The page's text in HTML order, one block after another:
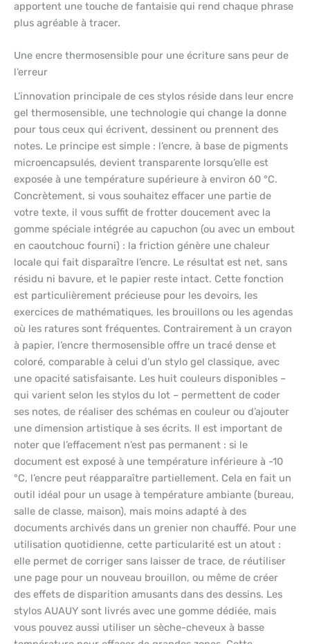
apportent une touche de fantaisie qui rend chaque phrase
plus agréable à tracer.
Une encre thermosensible pour une écriture sans peur de
l’erreur
L’innovation principale de ces stylos réside dans leur encre
gel thermosensible, une technologie qui change la donne
pour tous ceux qui écrivent, dessinent ou prennent des
notes. Le principe est simple : l’encre, à base de pigments
microencapsulés, devient transparente lorsqu’elle est
exposée à une température supérieure à environ 60 °C.
Concrètement, si vous souhaitez effacer une partie de
votre texte, il vous suffit de frotter doucement avec la
gomme spéciale intégrée au capuchon (ou avec un embout
en caoutchouc fourni) : la friction génère une chaleur
locale qui fait disparaître l’encre. Le résultat est net, sans
résidu ni bavure, et le papier reste intact. Cette fonction
est particulièrement précieuse pour les devoirs, les
exercices de mathématiques, les brouillons ou les agendas
où les ratures sont fréquentes. Contrairement à un crayon
à papier, l’encre thermosensible offre un tracé dense et
coloré, comparable à celui d’un stylo gel classique, avec
une opacité satisfaisante. Les huit couleurs disponibles –
qui varient selon les stylos du lot – permettent de coder
ses notes, de réaliser des schémas en couleur ou d’ajouter
une dimension artistique à ses écrits. Il est important de
noter que l’effacement n’est pas permanent : si le
document est exposé à une température inférieure à -10
°C, l’encre peut réapparaître partiellement. Cela en fait un
outil idéal pour un usage à température ambiante (bureau,
salle de classe, maison), mais moins adapté à des
documents archivés dans un grenier non chauffé. Pour une
utilisation quotidienne, cette particularité est un atout :
elle permet de corriger sans laisser de trace, de réutiliser
une page pour un nouveau brouillon, ou même de créer
des effets de disparition amusants dans des dessins. Les
stylos AUAUY sont livrés avec une gomme dédiée, mais
vous pouvez aussi utiliser un sèche-cheveux à basse